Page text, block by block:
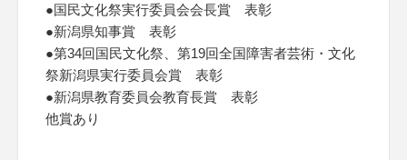
●国民文化祭実行委員会会長賞 表彰
●新潟県知事賞 表彰
●第34回国民文化祭、第19回全国障害者芸術・文化
祭新潟県実行委員会賞 表彰
●新潟県教育委員会教育長賞 表彰
他賞あり